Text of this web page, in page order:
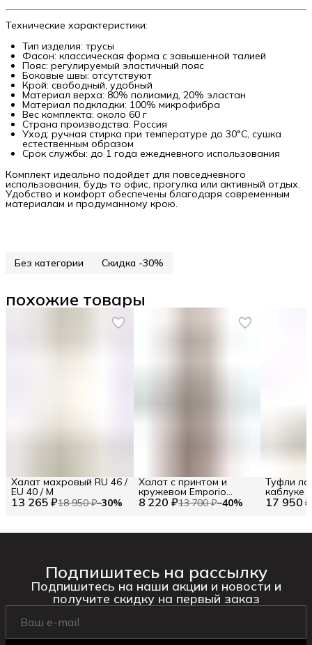
Технические характеристики:
Тип изделия: трусы
Фасон: классическая форма с завышенной талией
Пояс: регулируемый эластичный пояс
Боковые швы: отсутствуют
Крой: свободный, удобный
Материал верха: 80% полиамид, 20% эластан
Материал подкладки: 100% микрофибра
Вес комплекта: около 60 г
Страна производства: Россия
Уход: ручная стирка при температуре до 30°C, сушка
естественным образом
Срок службы: до 1 года ежедневного использования
Комплект идеально подойдет для повседневного
использования, будь то офис, прогулка или активный отдых.
Удобство и комфорт обеспечены благодаря современным
материалам и продуманному крою.
Без категории Скидка -30%
похожие товары
13 265 ₽18 950 ₽−30%
Халат махровый RU 46 /
EU 40 / M
8 220 ₽13 700 ₽−40%
Халат с принтом и
кружевом Emporio
Armani RU 48 / EU 42 / L 17 950 ₽
Туфли
каблуке
Подпишитесь на рассылку
Подпишитесь на наши акции и новости и
получите скидку на первый заказ